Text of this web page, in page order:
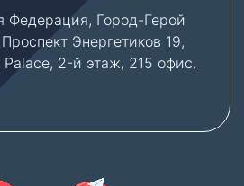
Федерация, Город-Герой
Энергетиков 19,
Palace, 2-й этаж, 215 офис.